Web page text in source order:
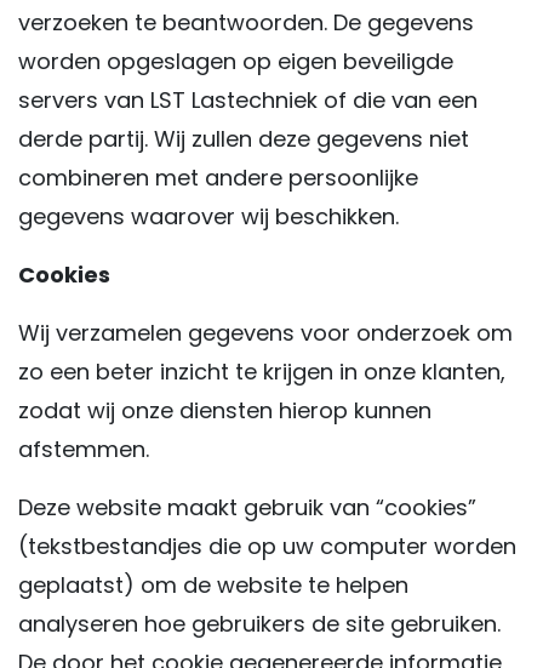
verzoeken te beantwoorden. De gegevens
worden opgeslagen op eigen beveiligde
servers van LST Lastechniek of die van een
derde partij. Wij zullen deze gegevens niet
combineren met andere persoonlijke
gegevens waarover wij beschikken.
Cookies
Wij verzamelen gegevens voor onderzoek om
zo een beter inzicht te krijgen in onze klanten,
zodat wij onze diensten hierop kunnen
afstemmen.
Deze website maakt gebruik van “cookies”
(tekstbestandjes die op uw computer worden
geplaatst) om de website te helpen
analyseren hoe gebruikers de site gebruiken.